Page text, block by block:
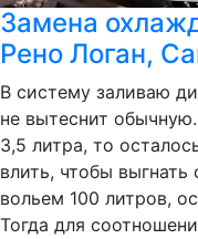
Замена
Рено Логан,
В систему заливаю
не вытеснит
3,5 литра, то
влить, чтобы
вольем 100 литров,
Тогда для